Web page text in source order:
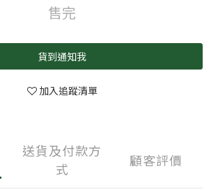
售完
貨到通知我
加入追蹤清單
送貨及付款方
式
顧客評價